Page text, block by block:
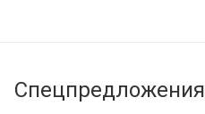
Спецпредложения